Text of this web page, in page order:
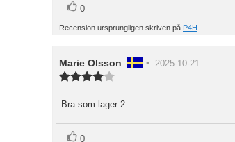
Rösta
0
Recension ursprungligen skriven på P4H
Recensionsförfattare:
Marie Olsson • Recensionsdatum:
2025-10-21
5
Recensionstext:
Bra som lager 2
Rösta
0